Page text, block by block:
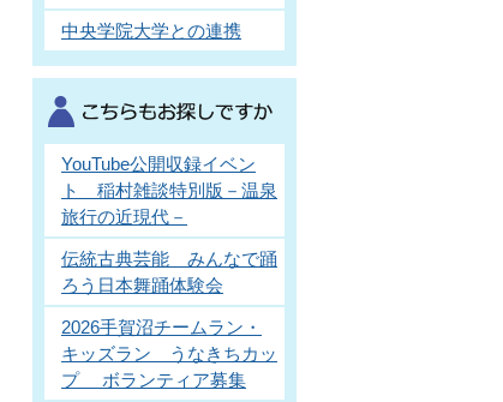
中央学院大学との連携
YouTube公開収録イベン
ト 稲村雑談特別版－温泉
旅行の近現代－
伝統古典芸能 みんなで踊
ろう日本舞踊体験会
2026手賀沼チームラン・
キッズラン うなきちカッ
プ ボランティア募集